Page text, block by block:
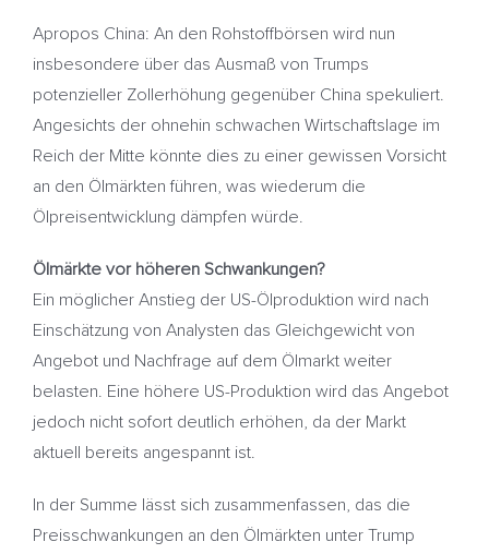
Apropos China: An den Rohstoffbörsen wird nun
insbesondere über das Ausmaß von Trumps
potenzieller Zollerhöhung gegenüber China spekuliert.
Angesichts der ohnehin schwachen Wirtschaftslage im
Reich der Mitte könnte dies zu einer gewissen Vorsicht
an den Ölmärkten führen, was wiederum die
Ölpreisentwicklung dämpfen würde.
Ölmärkte vor höheren Schwankungen?
Ein möglicher Anstieg der US-Ölproduktion wird nach
Einschätzung von Analysten das Gleichgewicht von
Angebot und Nachfrage auf dem Ölmarkt weiter
belasten. Eine höhere US-Produktion wird das Angebot
jedoch nicht sofort deutlich erhöhen, da der Markt
aktuell bereits angespannt ist.
In der Summe lässt sich zusammenfassen, das die
Preisschwankungen an den Ölmärkten unter Trump